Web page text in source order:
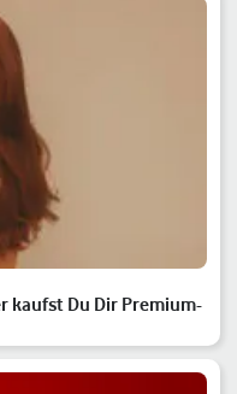
kaufst Du Dir Premium-